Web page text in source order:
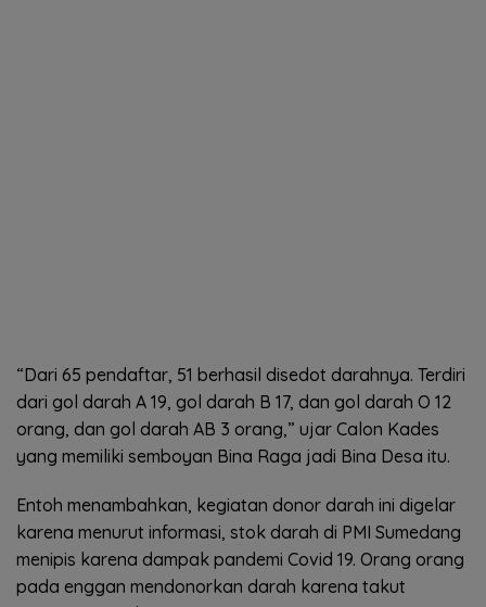
“Dari 65 pendaftar, 51 berhasil disedot darahnya. Terdiri
dari gol darah A 19, gol darah B 17, dan gol darah O 12
orang, dan gol darah AB 3 orang,” ujar Calon Kades
yang memiliki semboyan Bina Raga jadi Bina Desa itu.
Entoh menambahkan, kegiatan donor darah ini digelar
karena menurut informasi, stok darah di PMI Sumedang
menipis karena dampak pandemi Covid 19. Orang orang
pada enggan mendonorkan darah karena takut